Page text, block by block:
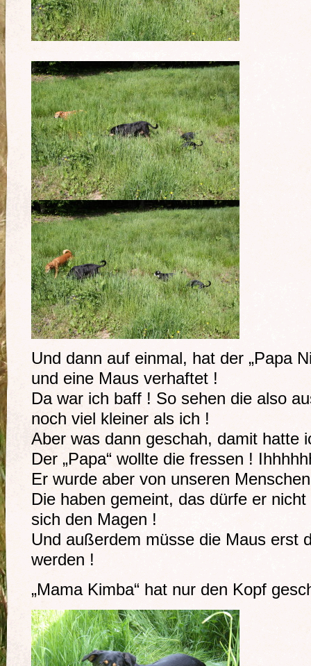
Und dann auf einmal, hat der „Papa
und eine Maus verhaftet !
Da war ich baff ! So sehen die also
noch viel kleiner als ich !
Aber was dann geschah, damit hatte
Der „Papa“ wollte die fressen !
Er wurde aber von unseren
Die haben gemeint, das dürfe er
sich den Magen !
Und außerdem müsse die Maus erst
werden !
„Mama Kimba“ hat nur den Kopf